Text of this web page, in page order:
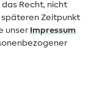
Recht, nicht
späteren Zeitpunkt
unser Impressum